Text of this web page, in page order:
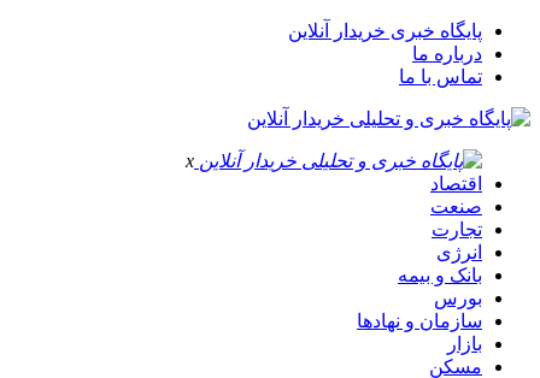
پایگاه خبری خریدار آنلاین
درباره ما
تماس با ما
x
اقتصاد
صنعت
تجارت
انرژی
بانک و بیمه
بورس
سازمان و نهادها
بازار
مسکن